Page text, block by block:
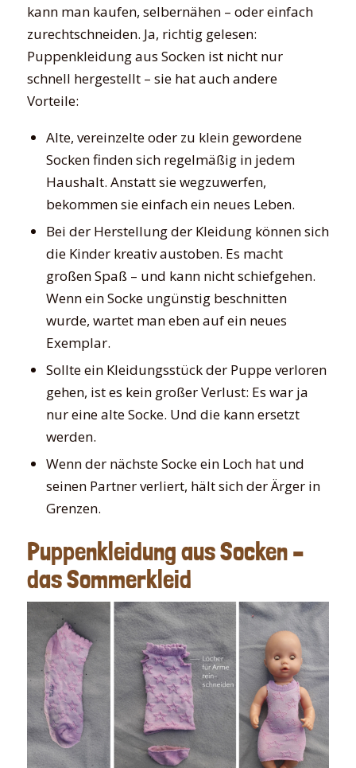
kann man kaufen, selbernähen – oder einfach
zurechtschneiden. Ja, richtig gelesen:
Puppenkleidung aus Socken ist nicht nur
schnell hergestellt – sie hat auch andere
Vorteile:
Alte, vereinzelte oder zu klein gewordene
Socken finden sich regelmäßig in jedem
Haushalt. Anstatt sie wegzuwerfen,
bekommen sie einfach ein neues Leben.
Bei der Herstellung der Kleidung können sich
die Kinder kreativ austoben. Es macht
großen Spaß – und kann nicht schiefgehen.
Wenn ein Socke ungünstig beschnitten
wurde, wartet man eben auf ein neues
Exemplar.
Sollte ein Kleidungsstück der Puppe verloren
gehen, ist es kein großer Verlust: Es war ja
nur eine alte Socke. Und die kann ersetzt
werden.
Wenn der nächste Socke ein Loch hat und
seinen Partner verliert, hält sich der Ärger in
Grenzen.
Puppenkleidung aus Socken –
das Sommerkleid